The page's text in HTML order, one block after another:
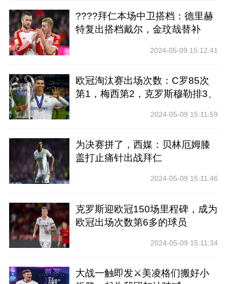
????拜仁本场中卫搭档：德里赫
特复出搭档戴尔，金玟哉替补
2024-05-09 15:12:41
欧冠淘汰赛出场次数：C罗85次
第1，梅西第2，克罗斯穆勒排3、
2024-05-09 15:11:59
为决赛拼了，西媒：贝林厄姆膝
盖打止痛针出战拜仁
2024-05-09 15:11:46
克罗斯迎欧冠150场里程碑，成为
欧冠出场次数第6多的球员
2024-05-09 15:11:34
大战一触即发⚔️美凌格们搬好小